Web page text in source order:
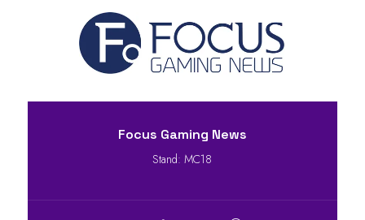
Focus Gaming News
Stand: MC18